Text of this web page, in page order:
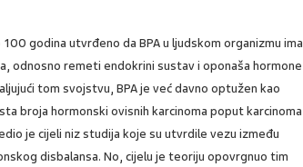
godina utvrđeno da BPA u ljudskom organizmu ima
odnosno remeti endokrini sustav i oponaša hormone
tom svojstvu, BPA je već davno optužen kao
broja hormonski ovisnih karcinoma poput karcinoma
je cijeli niz studija koje su utvrdile vezu između
disbalansa. No, cijelu je teoriju opovrgnuo tim